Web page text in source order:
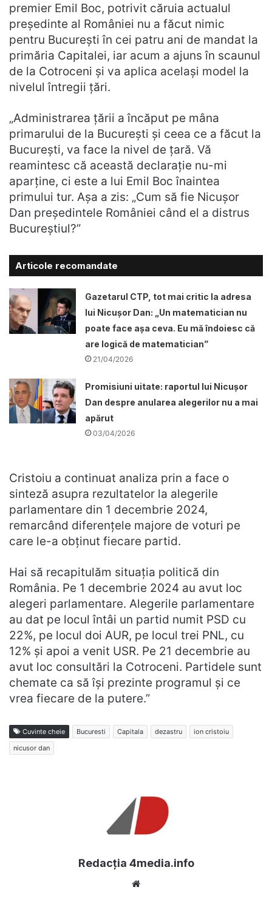
premier Emil Boc, potrivit căruia actualul
președinte al României nu a făcut nimic
pentru București în cei patru ani de mandat la
primăria Capitalei, iar acum a ajuns în scaunul
de la Cotroceni și va aplica același model la
nivelul întregii țări.
„Administrarea țării a încăput pe mâna
primarului de la București și ceea ce a făcut la
București, va face la nivel de țară. Vă
reamintesc că această declarație nu-mi
aparține, ci este a lui Emil Boc înaintea
primului tur. Așa a zis: „Cum să fie Nicușor
Dan președintele României când el a distrus
Bucureștiul?”
Articole recomandate
Gazetarul CTP, tot mai critic la adresa
lui Nicușor Dan: „Un matematician nu
poate face așa ceva. Eu mă îndoiesc că
are logică de matematician”
21/04/2026
Promisiuni uitate: raportul lui Nicușor
Dan despre anularea alegerilor nu a mai
apărut
03/04/2026
Cristoiu a continuat analiza prin a face o
sinteză asupra rezultatelor la alegerile
parlamentare din 1 decembrie 2024,
remarcând diferențele majore de voturi pe
care le-a obținut fiecare partid.
Hai să recapitulăm situația politică din
România. Pe 1 decembrie 2024 au avut loc
alegeri parlamentare. Alegerile parlamentare
au dat pe locul întâi un partid numit PSD cu
22%, pe locul doi AUR, pe locul trei PNL, cu
12% și apoi a venit USR. Pe 21 decembrie au
avut loc consultări la Cotroceni. Partidele sunt
chemate ca să își prezinte programul și ce
vrea fiecare de la putere.”
Cuvinte cheie Bucuresti Capitala dezastru
ion cristoiu
nicusor dan
Redacția 4media.info